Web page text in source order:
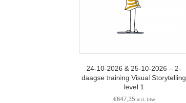
24-10-2026 & 25-10-2026 – 2-
daagse training Visual Storytelling
level 1
€647,35 incl. btw